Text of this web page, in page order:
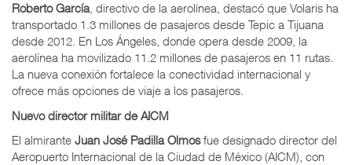
Roberto García, directivo de la aerolínea, destacó que Volaris ha
transportado 1.3 millones de pasajeros desde Tepic a Tijuana
desde 2012. En Los Ángeles, donde opera desde 2009, la
aerolínea ha movilizado 11.2 millones de pasajeros en 11 rutas.
La nueva conexión fortalece la conectividad internacional y
ofrece más opciones de viaje a los pasajeros.
Nuevo director militar de AICM
El almirante Juan José Padilla Olmosfue designado director del
Aeropuerto Internacional de la Ciudad de México (AICM), con